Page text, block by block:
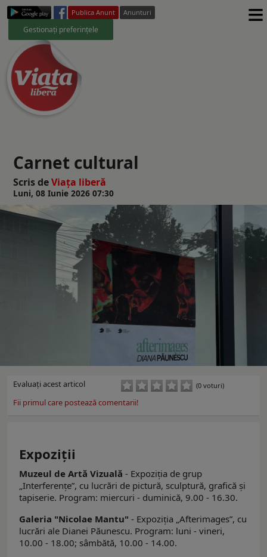
Publica Anunt Anunturi
Gestionați preferințele ≡
Carnet cultural
Scris deViaţa liberă
Luni, 08 Iunie 2026 07:30
Evaluaţi acest articol (0 voturi)
Fii primul care postează comentarii!
Expoziţii
Muzeul de Artă Vizuală - Expoziția de grup
„Interferențeˮ, cu lucrări de pictură, sculptură, grafică și
tapiserie. Program: miercuri - duminică, 9.00 - 16.30.
Galeria "Nicolae Mantu" - Expoziţia „Afterimagesˮ, cu
lucrări ale Dianei Păunescu. Program: luni - vineri,
10.00 - 18.00; sâmbătă, 10.00 - 14.00.